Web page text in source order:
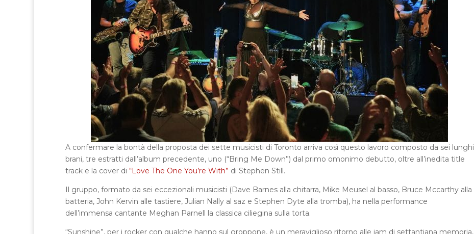
A confermare la bontà della proposta dei sette musicisti di Toronto arriva così questo lavoro composto da sei lunghi
brani, tre estratti dall’album precedente, uno (“Bring Me Down”) dal primo omonimo debutto, oltre all’inedita title
track e la cover di “Love The One You’re With” di Stephen Still.
Il gruppo, formato da sei eccezionali musicisti (Dave Barnes alla chitarra, Mike Meusel al basso, Bruce Mccarthy alla
batteria, John Kervin alle tastiere, Julian Nally al saz e Stephen Dyte alla tromba), ha nella performance
dell’immensa cantante Meghan Parnell la classica ciliegina sulla torta.
“Sunshine”, per i rocker con qualche hanno sul groppone, è un meraviglioso ritorno alle jam di settantiana memoria,